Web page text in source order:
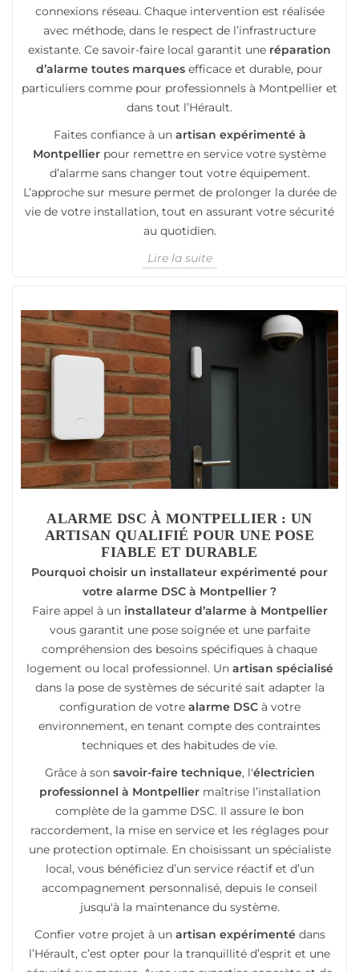
connexions réseau. Chaque intervention est réalisée
avec méthode, dans le respect de l’infrastructure
existante. Ce savoir-faire local garantit une réparation
d’alarme toutes marques efficace et durable, pour
particuliers comme pour professionnels à Montpellier et
dans tout l’Hérault.
Faites confiance à un artisan expérimenté à
Montpellier pour remettre en service votre système
d’alarme sans changer tout votre équipement.
L’approche sur mesure permet de prolonger la durée de
vie de votre installation, tout en assurant votre sécurité
au quotidien.
Lire la suite
ALARME DSC À MONTPELLIER : UN
ARTISAN QUALIFIÉ POUR UNE POSE
FIABLE ET DURABLE
Pourquoi choisir un installateur expérimenté pour
votre alarme DSC à Montpellier ?
Faire appel à un installateur d’alarme à Montpellier
vous garantit une pose soignée et une parfaite
compréhension des besoins spécifiques à chaque
logement ou local professionnel. Un artisan spécialisé
dans la pose de systèmes de sécurité sait adapter la
configuration de votre alarme DSCà votre
environnement, en tenant compte des contraintes
techniques et des habitudes de vie.
Grâce à son savoir-faire technique, l'électricien
professionnel à Montpelliermaîtrise l’installation
complète de la gamme DSC. Il assure le bon
raccordement, la mise en service et les réglages pour
une protection optimale. En choisissant un spécialiste
local, vous bénéficiez d’un service réactif et d’un
accompagnement personnalisé, depuis le conseil
jusqu'à la maintenance du système.
Confier votre projet à un artisan expérimentédans
l’Hérault, c’est opter pour la tranquillité d’esprit et une